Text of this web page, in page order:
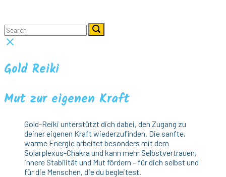
content
Menu
Search
for:
Search
for:
Search
Close
Gold Reiki
Mut zur eigenen Kraft
Gold-Reiki unterstützt dich dabei, den Zugang zu
deiner eigenen Kraft wiederzufinden. Die sanfte,
warme Energie arbeitet besonders mit dem
Solarplexus-Chakra und kann mehr Selbstvertrauen,
innere Stabilität und Mut fördern – für dich selbst und
für die Menschen, die du begleitest.